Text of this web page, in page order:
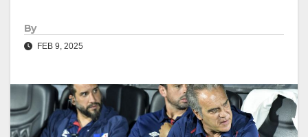
By
FEB 9, 2025